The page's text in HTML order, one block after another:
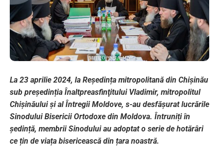
La 23 aprilie 2024, la Reședința mitropolitană din Chişinău
sub președinția Înaltpreasfinţitului Vladimir, mitropolitul
Chişinăului şi al Întregii Moldove, s-au desfășurat lucrările
Sinodului Bisericii Ortodoxe din Moldova. Întruniți în
ședință, membrii Sinodului au adoptat o serie de hotărâri
ce țin de viața bisericească din țara noastră.